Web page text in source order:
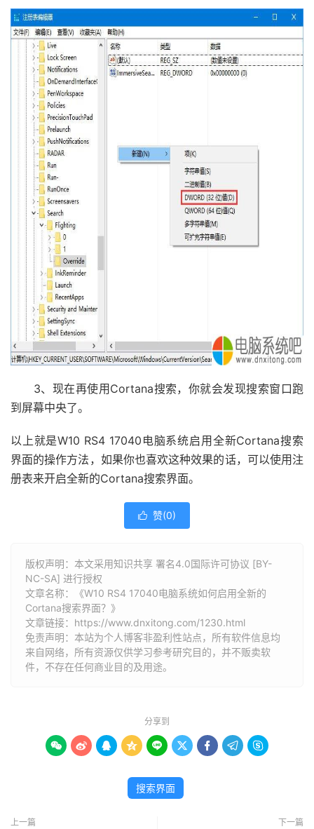
3、现在再使用Cortana搜索，你就会发现搜索窗口跑
到屏幕中央了。
以上就是W10 RS4 17040电脑系统启用全新Cortana搜索
界面的操作方法，如果你也喜欢这种效果的话，可以使用注
册表来开启全新的Cortana搜索界面。
 赞(0)
版权声明：本文采用知识共享 署名4.0国际许可协议 [BY-
NC-SA] 进行授权
文章名称：《W10 RS4 17040电脑系统如何启用全新的
Cortana搜索界面？》
文章链接： https://www.dnxitong.com/1230.html
免责声明：本站为个人博客非盈利性站点，所有软件信息均
来自网络，所有资源仅供学习参考研究目的，并不贩卖软
件，不存在任何商业目的及用途。
分享到
        
搜索界面
上一篇 下一篇